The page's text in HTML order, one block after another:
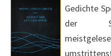
Gedichte
der